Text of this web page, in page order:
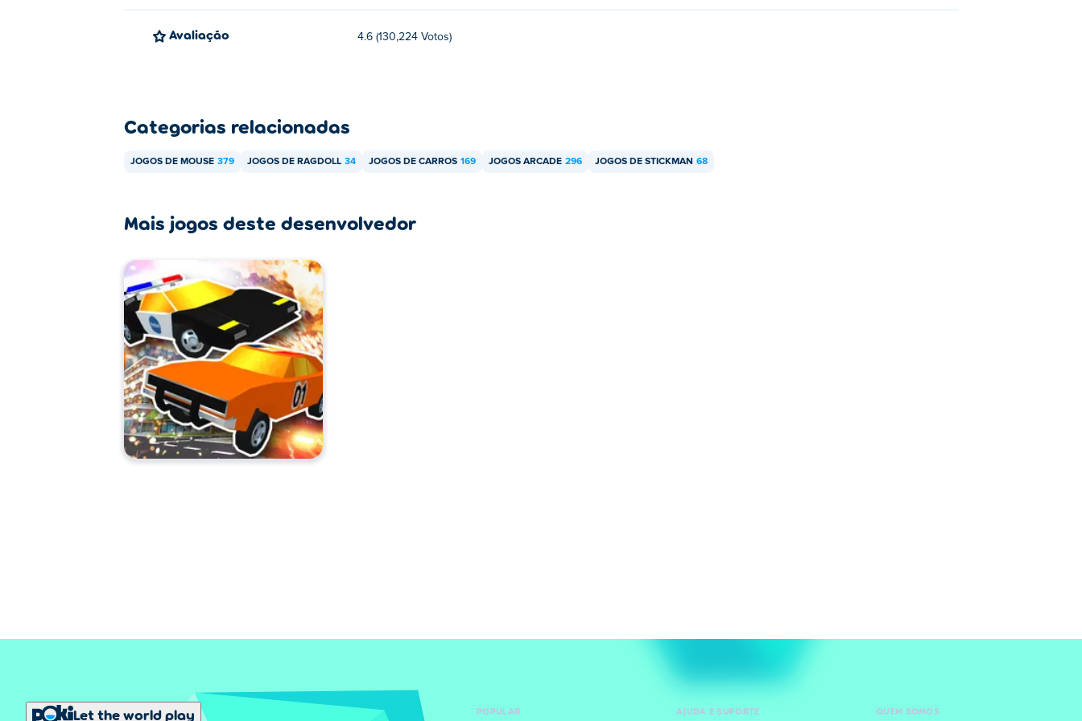
Avaliação 4.6 (130,224 Votos)
Categorias relacionadas
JOGOS DE MOUSE 379 JOGOS DE RAGDOLL 34 JOGOS DE CARROS 169 JOGOS ARCADE 296 JOGOS DE STICKMAN 68
Mais jogos deste desenvolvedor
Let the world play POPULAR AJUDA E SUPORTE QUEM SOMOS